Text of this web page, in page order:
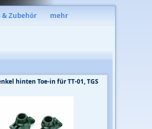
Zubehör mehr
hinten Toe-in für TT-01, TGS